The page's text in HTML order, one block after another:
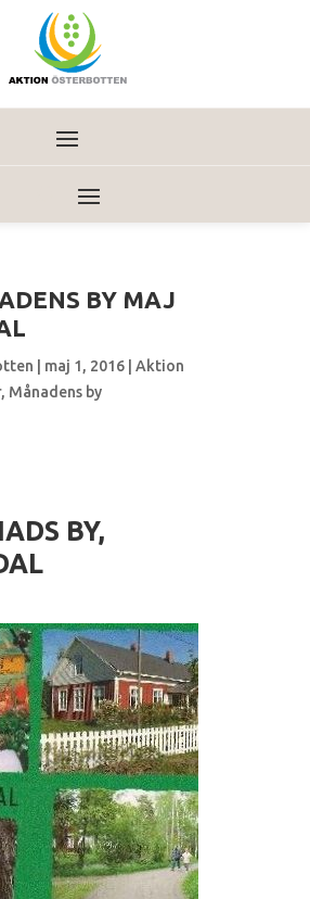
BY MAJ
maj 1, 2016| Aktion
, Månadens by
BY,